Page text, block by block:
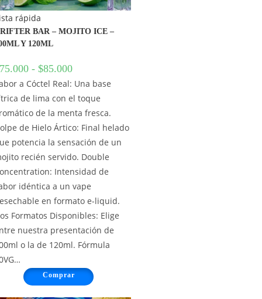
rápida
BAR – MOJITO ICE –
Y 120ML
75.000 - $85.000
a Cóctel Real: Una base
de lima con el toque
de la menta fresca.
de Hielo Ártico: Final helado
potencia la sensación de un
recién servido. Double
Intensidad de
idéntica a un vape
en formato e-liquid.
Formatos Disponibles: Elige
nuestra presentación de
o la de 120ml. Fórmula
Comprar